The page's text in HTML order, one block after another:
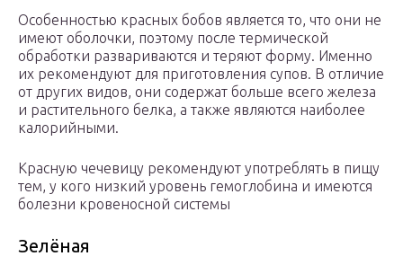
Особенностью красных бобов является то, что они не
имеют оболочки, поэтому после термической
обработки развариваются и теряют форму. Именно
их рекомендуют для приготовления супов. В отличие
от других видов, они содержат больше всего железа
и растительного белка, а также являются наиболее
калорийными.
Красную чечевицу рекомендуют употреблять в пищу
тем, у кого низкий уровень гемоглобина и имеются
болезни кровеносной системы
Зелёная